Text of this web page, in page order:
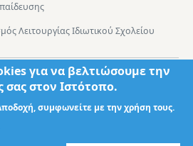
Λειτουργίας Ιδιωτικού Σχολείου
Θωμάς Διονύσης ΤΕ ΠΛΗΡ
για να βελτιώσουμε την
στον Ιστότοπο.
συμφωνείτε με την χρήση τους.